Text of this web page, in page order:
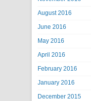
August 2016
June 2016
May 2016
April 2016
February 2016
January 2016
December 2015